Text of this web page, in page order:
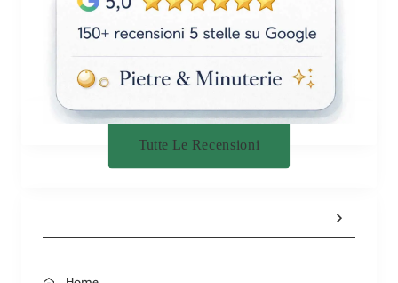
Tutte Le Recensioni